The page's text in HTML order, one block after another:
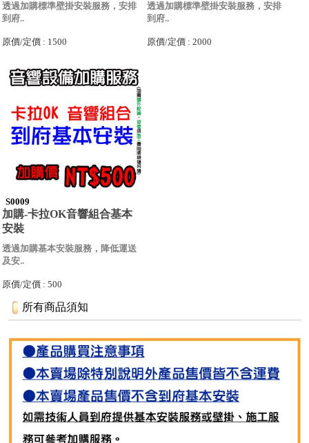
透過加購標準壁掛安裝服務，安排
到府..
原價/定價 : 1500
透過加購標準壁掛安裝服務，安排
到府..
原價/定價 : 2000
S0009
加購-卡拉OK音響組合基本
安裝
透過加購基本安裝服務，降低運送
及安..
原價/定價 : 500
所有商品須知